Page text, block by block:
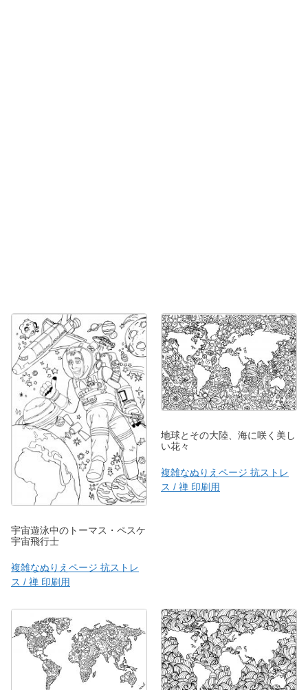
宇宙遊泳中のトーマス・ペスケ
宇宙飛行士
複雑なぬりえページ 抗ストレ
ス / 禅 印刷用
地球とその大陸、海に咲く美し
い花々
複雑なぬりえページ 抗ストレ
ス / 禅 印刷用